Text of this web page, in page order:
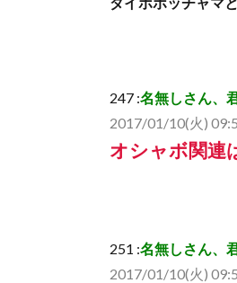
247 :名無しさん、
2017/01/10(火)
オシャボ関連
251 :名無しさん、
2017/01/10(火)